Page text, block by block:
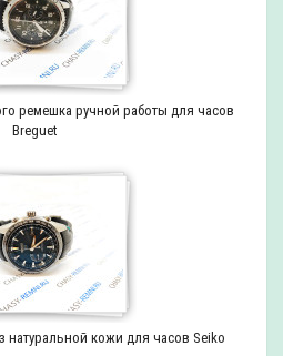
ремешка ручной работы для часов
Breguet
натуральной кожи для часов Seiko